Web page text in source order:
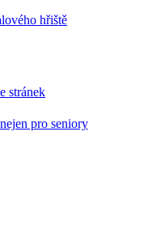
hřiště
pro seniory